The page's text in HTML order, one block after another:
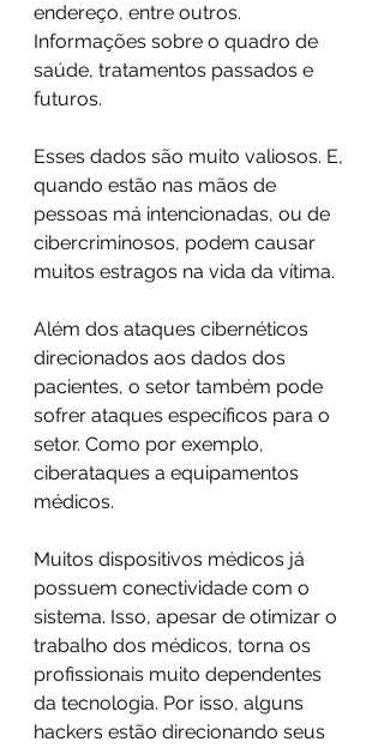
endereço, entre outros.
Informações sobre o quadro de
saúde, tratamentos passados e
futuros.
Esses dados são muito valiosos. E,
quando estão nas mãos de
pessoas má intencionadas, ou de
cibercriminosos, podem causar
muitos estragos na vida da vítima.
Além dos ataques cibernéticos
direcionados aos dados dos
pacientes, o setor também pode
sofrer ataques específicos para o
setor. Como por exemplo,
ciberataques a equipamentos
médicos.
Muitos dispositivos médicos já
possuem conectividade com o
sistema. Isso, apesar de otimizar o
trabalho dos médicos, torna os
profissionais muito dependentes
da tecnologia. Por isso, alguns
hackers estão direcionando seus